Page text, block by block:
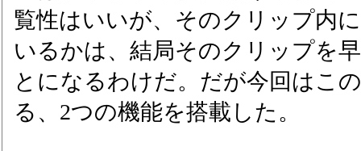
覧性はいいが、そのクリップ内
いるかは、結局そのクリップを
とになるわけだ。だが今回はこ
る、2つの機能を搭載した。